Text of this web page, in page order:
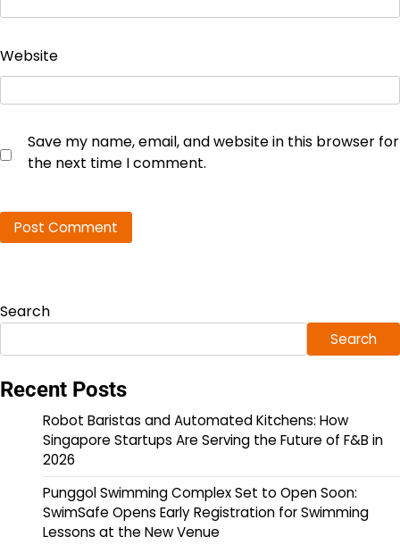
Website
Save my name, email, and website in this browser for
the next time I comment.
Search
Search
Recent Posts
Robot Baristas and Automated Kitchens: How
Singapore Startups Are Serving the Future of F&B in
2026
Punggol Swimming Complex Set to Open Soon:
SwimSafe Opens Early Registration for Swimming
Lessons at the New Venue